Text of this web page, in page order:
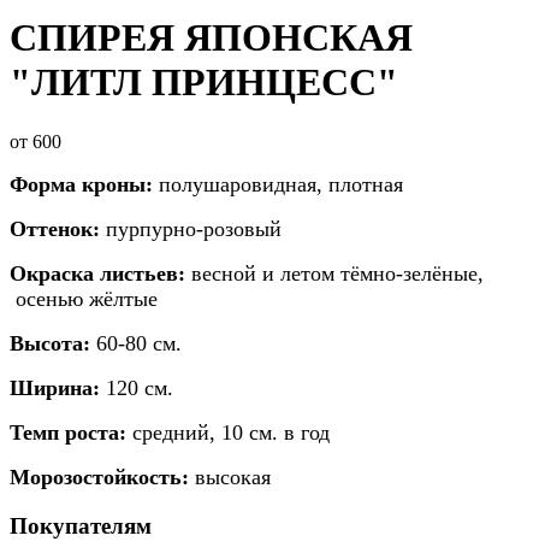
СПИРЕЯ ЯПОНСКАЯ
"ЛИТЛ ПРИНЦЕСС"
от 600
Форма кроны: полушаровидная, плотная
Оттенок: пурпурно-розовый
Окраска листьев: весной и летом тёмно-зелёные,
осенью жёлтые
Высота: 60-80 см.
Ширина: 120 см.
Темп роста: средний, 10 см. в год
Морозостойкость: высокая
Покупателям